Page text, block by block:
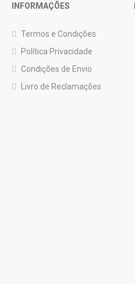
INFORMAÇÕES
Termos e Condições
Política Privacidade
Condições de Envio
Livro de Reclamações